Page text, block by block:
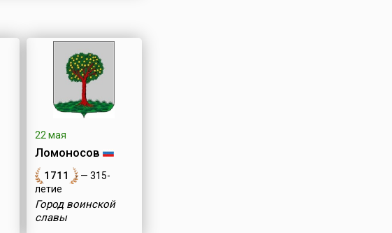
станица
22 мая
Ломоносов
1711
— 315-
летие
Город воинской
славы